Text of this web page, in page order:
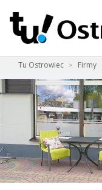
Tu Ostrowiec Firmy